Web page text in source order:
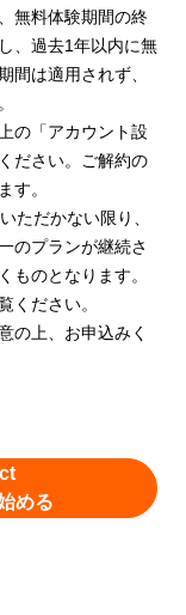
無料体験期間の終
、過去1年以内に無
間は適用されず、
の「アカウント設
ださい。ご解約の
す。
ただかない限り、
のプランが継続さ
ものとなります。
ください。
の上、お申込みく
める